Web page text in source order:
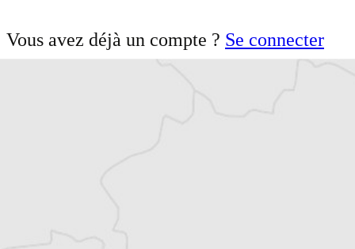
Vous avez déjà un compte ? Se connecter